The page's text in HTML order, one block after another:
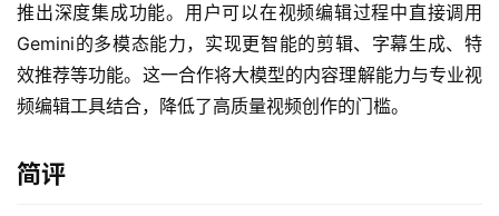
应
用
业
推出深度集成功能。用户可以在视频编辑过程中直接调用
Gemini的多模态能力，实现更智能的剪辑、字幕生成、特
效推荐等功能。这一合作将大模型的内容理解能力与专业视
频编辑工具结合，降低了高质量视频创作的门槛。
简评